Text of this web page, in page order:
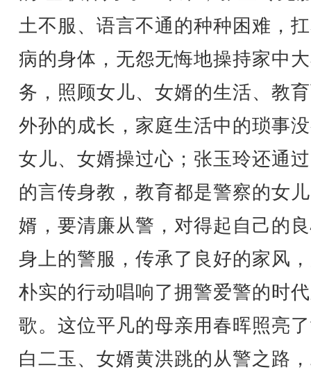
土不服、语言不通的种种困难，
病的身体，无怨无悔地操持家中
务，照顾女儿、女婿的生活、教
外孙的成长，家庭生活中的琐事
女儿、女婿操过心；张玉玲还通
的言传身教，教育都是警察的女
婿，要清廉从警，对得起自己的
身上的警服，传承了良好的家风
朴实的行动唱响了拥警爱警的时
歌。这位平凡的母亲用春晖照亮
白二玉、女婿黄洪跳的从警之路